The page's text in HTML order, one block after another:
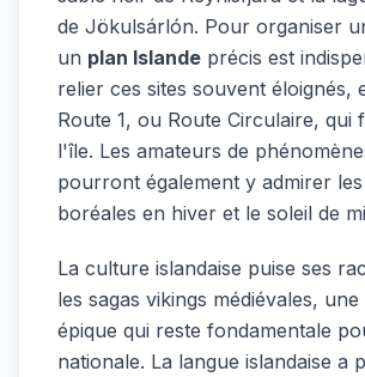
de Jökulsárlón. Pour organiser
un plan Islande précis est
relier ces sites souvent éloignés,
Route 1, ou Route Circulaire, qui
l'île. Les amateurs de
pourront également y admirer
boréales en hiver et le soleil de
La culture islandaise puise ses
les sagas vikings médiévales,
épique qui reste fondamentale
nationale. La langue islandaise a